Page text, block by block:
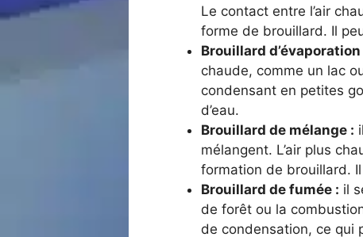
Le contact entre l’air
forme de brouillard. Il
Brouillard d’évaporation
chaude, comme un lac
condensant en petites
d’eau.
Brouillard de mélange :
mélangent. L’air plus
formation de brouillard.
Brouillard de fumée : il
de forêt ou la
de condensation, ce qui